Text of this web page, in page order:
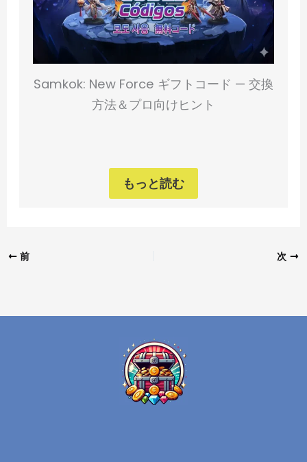
Samkok: New Force ギフトコード — 交換
方法＆プロ向けヒント
もっと読む
前 次